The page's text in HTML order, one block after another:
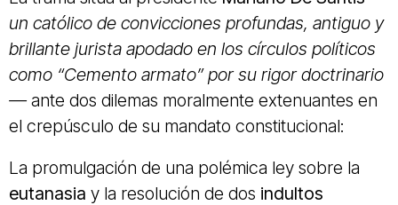
un católico de convicciones profundas, antiguo y
brillante jurista apodado en los círculos políticos
como “Cemento armato”por su rigor doctrinario
—ante dos dilemas moralmente extenuantes en
el crepúsculo de su mandato constitucional:
La promulgación de una polémica ley sobre la
eutanasia y la resolución de dos indultos